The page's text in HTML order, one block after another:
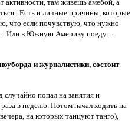
активности, там живешь амебой, а
Есть и личные причины, которые
что если почувствую, что нужно
Или в Южную Америку поеду…
и журналистики, состоит
попал на занятия и
в неделю. Потом начал ходить на
на которых танцуют танго),